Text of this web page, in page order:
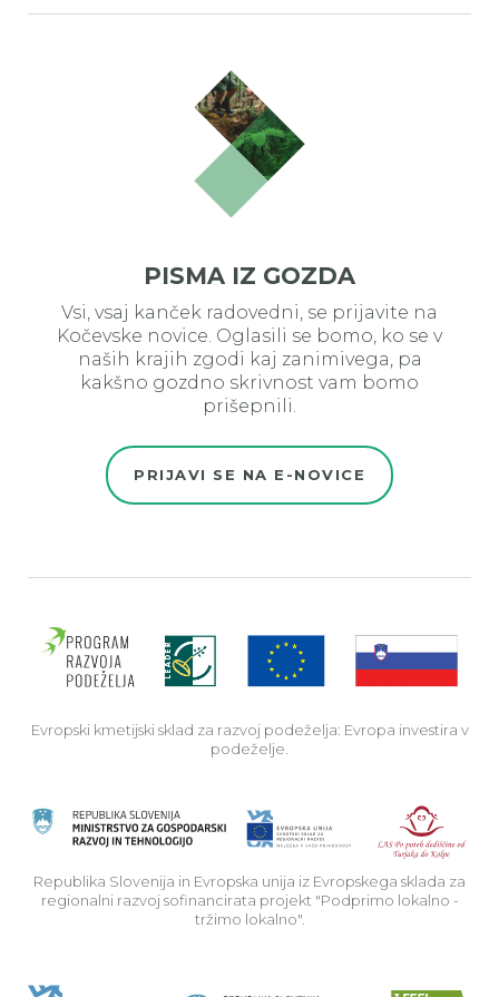
PISMA IZ GOZDA
Vsi, vsaj kanček radovedni, se prijavite na
Kočevske novice. Oglasili se bomo, ko se v
naših krajih zgodi kaj zanimivega, pa
kakšno gozdno skrivnost vam bomo
prišepnili.
PRIJAVI SE NA E-NOVICE
Evropski kmetijski sklad za razvoj podeželja: Evropa investira v
podeželje.
Republika Slovenija in Evropska unija iz Evropskega sklada za
regionalni razvoj sofinancirata projekt "Podprimo lokalno -
tržimo lokalno".